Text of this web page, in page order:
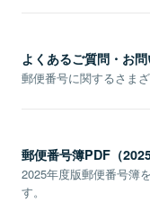
よくあるご質問・お
郵便番号に関するさま
郵便番号簿PDF（
2025年度版郵便番号簿
す。